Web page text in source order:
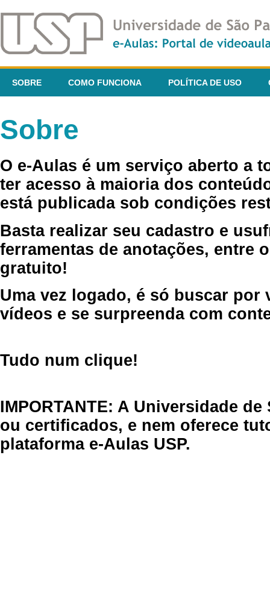
SOBRE COMO FUNCIONA POLÍTICA DE USO
Sobre
O e-Aulas é um serviço aberto a
ter acesso à maioria dos
está publicada sob condições
Basta realizar seu cadastro e
ferramentas de anotações, entre
gratuito!
Uma vez logado, é só buscar por
vídeos e se surpreenda com
Tudo num clique!
IMPORTANTE: A Universidade
ou certificados, e nem oferece
plataforma e-Aulas USP.